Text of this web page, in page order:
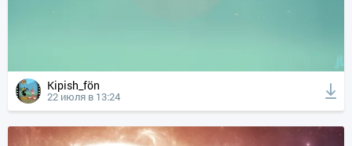
Kipish_fön
22 июля в 13:24